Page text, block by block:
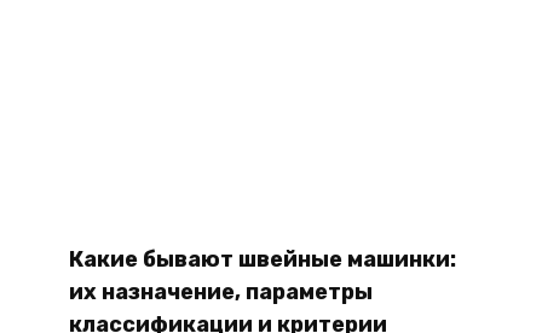
Какие бывают швейные машинки:
их назначение, параметры
классификации и критерии